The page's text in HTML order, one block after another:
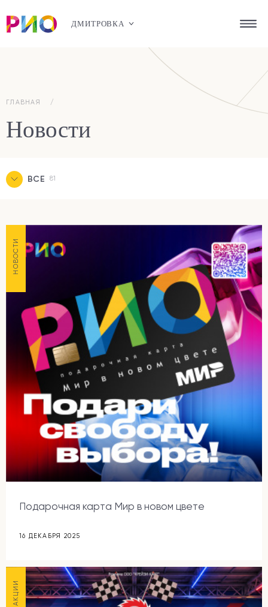
ДМИТРОВКА
ГЛАВНАЯ
Новости
ВСЕ 81
НОВОСТИ
Подарочная карта Мир в новом цвете
16 ДЕКАБРЯ 2025
АКЦИИ